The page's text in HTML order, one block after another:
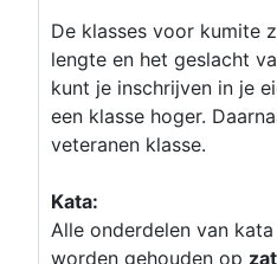
De klasses voor kumite
lengte en het geslacht
kunt je inschrijven in je
een klasse hoger.
veteranen klasse.
Kata:
Alle onderdelen van
worden gehouden op